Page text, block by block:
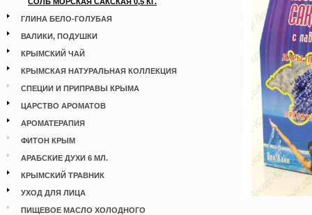
ГЛИНА БЕЛО-ГОЛУБАЯ
ВАЛИКИ, ПОДУШКИ
КРЫМСКИЙ ЧАЙ
КРЫМСКАЯ НАТУРАЛЬНАЯ КОЛЛЕКЦИЯ
СПЕЦИИ И ПРИПРАВЫ КРЫМА
ЦАРСТВО АРОМАТОВ
АРОМАТЕРАПИЯ
ФИТОН КРЫМ
АРАБСКИЕ ДУХИ 6 МЛ.
КРЫМСКИЙ ТРАВНИК
УХОД ДЛЯ ЛИЦА
ПИЩЕВОЕ МАСЛО ХОЛОДНОГО